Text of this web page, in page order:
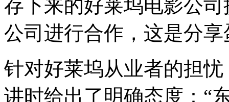
存下来的好莱坞电影公
公司进行合作，这是分
针对好莱坞从业者的担
讲时给出了明确态度： “